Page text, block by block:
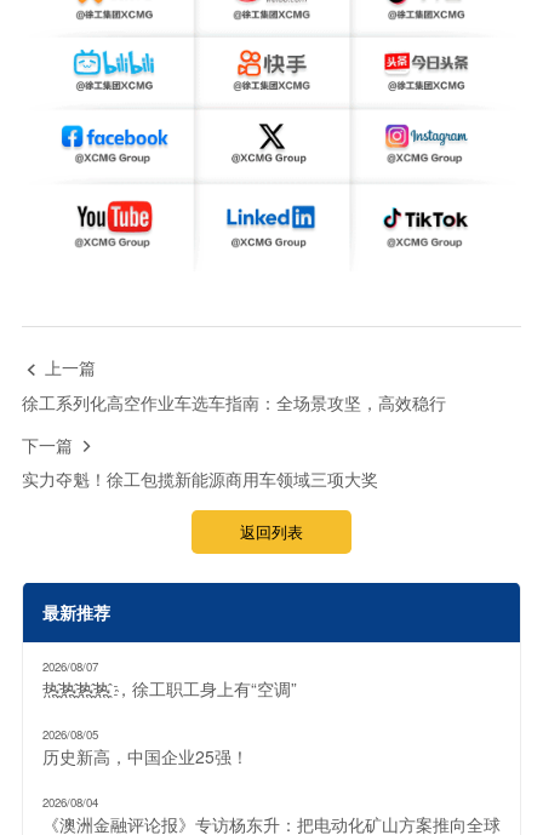

上一篇
徐工系列化高空作业车选车指南：全场景攻坚，高效稳行
下一篇

实力夺魁！徐工包揽新能源商用车领域三项大奖
返回列表
最新推荐
2026/08/07
热҈热҈热҈热҈ ，徐工职工身上有“空调”
2026/08/05
历史新高，中国企业25强！
2026/08/04
《澳洲金融评论报》专访杨东升：把电动化矿山方案推向全球